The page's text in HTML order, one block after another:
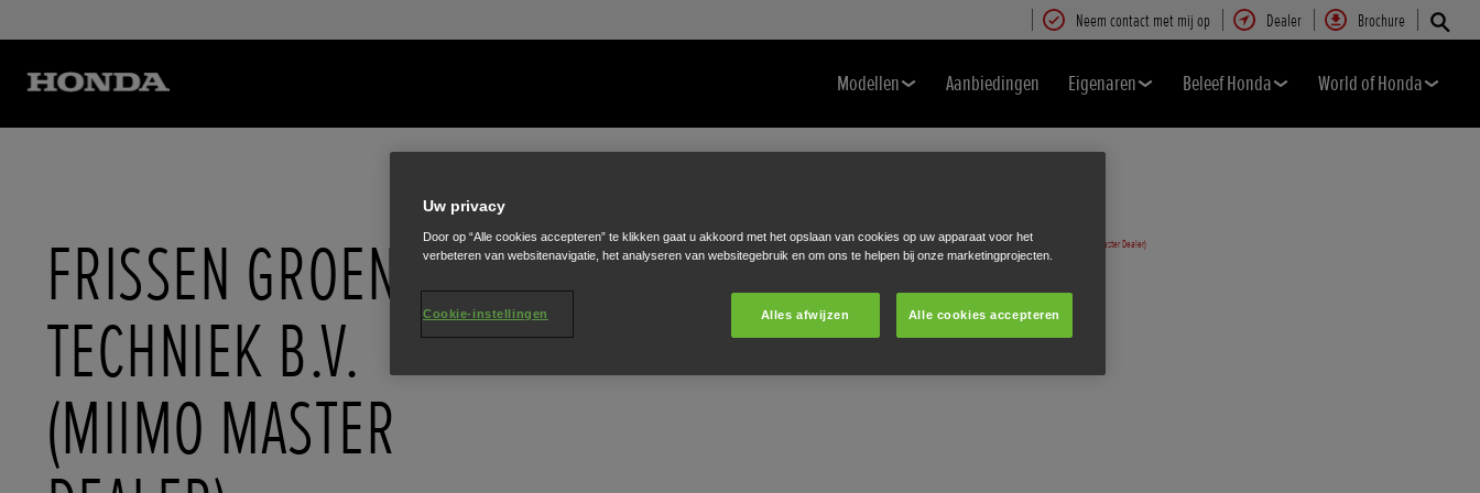
Neem contact met mij op Dealer Brochure
Modellen Aanbiedingen Eigenaren Beleef Honda World of Honda
FRISSEN GROEN
TECHNIEK B.V.
(MIIMO MASTER
Uw privacy
Door op “Alle cookies accepteren” te klikken gaat u akkoord met het opslaan van cookies op uw apparaat voor het
verbeteren van websitenavigatie, het analyseren van websitegebruik en om ons te helpen bij onze marketingprojecten.
Alles afwijzen Alle cookies accepteren
Cookie-instellingen